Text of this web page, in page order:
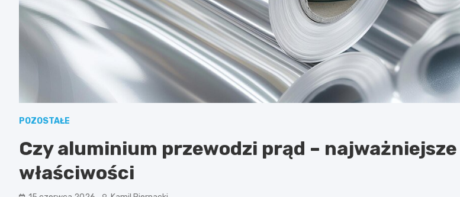
POZOSTAŁE
Czy aluminium przewodzi prąd – najważniejsze
właściwości